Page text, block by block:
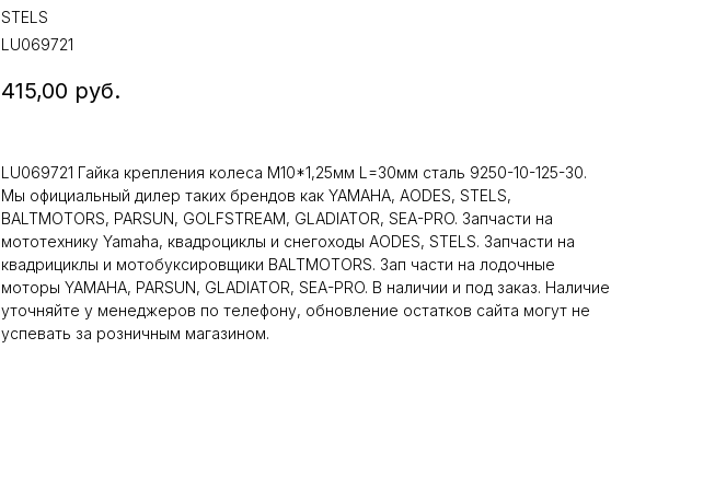
STELS
LU069721
415,00 руб.
LU069721 Гайка крепления колеса М10*1,25мм L=30мм сталь 9250-10-125-30.
Мы официальный дилер таких брендов как YAMAHA, AODES, STELS,
BALTMOTORS, PARSUN, GOLFSTREAM, GLADIATOR, SEA-PRO. Запчасти на
мототехнику Yamaha, квадроциклы и снегоходы AODES, STELS. Запчасти на
квадрициклы и мотобуксировщики BALTMOTORS. Зап части на лодочные
моторы YAMAHA, PARSUN, GLADIATOR, SEA-PRO. В наличии и под заказ. Наличие
уточняйте у менеджеров по телефону, обновление остатков сайта могут не
успевать за розничным магазином.